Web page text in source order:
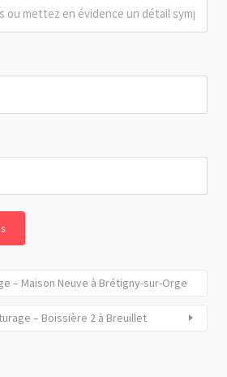
– Maison Neuve à Brétigny-sur-Orge
– Boissière 2 à Breuillet